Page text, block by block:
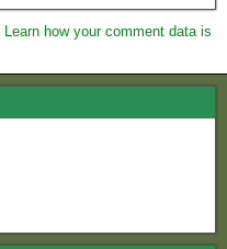
Learn how your comment data is